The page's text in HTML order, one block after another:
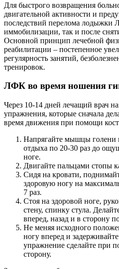
Для быстрого возвращения
двигательной активности и
последствий перелома лодыжки
иммобилизации, так и после
Основной принцип лечебной
реабилитации – постепенное
регулярность занятий,
тренировок.
ЛФК во время ношения
Через 10-14 дней лечащий врач
упражнения, которые сначала
время движения при помощи
Напрягайте мышцы голени
отдыха по 20-30 раз до
ноге.
Двигайте пальцами стопы
Сидя на кровати,
здоровую ногу на
7 раз.
Стоя на здоровой ноге,
стену, спинку стула.
вперед, назад и в сторону
Не меняя исходного
ногу вперед и
упражнение сделайте при
сторону.